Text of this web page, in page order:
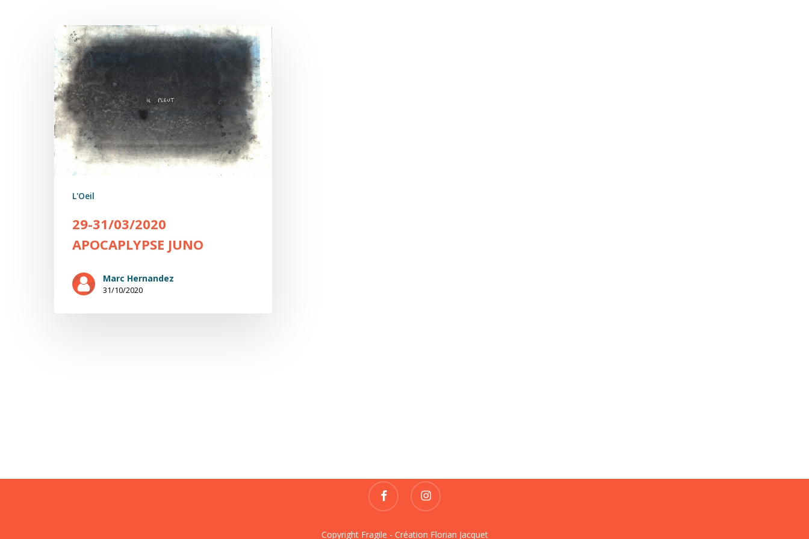
29-
31/03/2020
Apocaplypse
juNo
L'Oeil
29-31/03/2020
APOCAPLYPSE JUNO
Marc Hernandez
31/10/2020
facebook instagram
Copyright Fragile - Création Florian Jacquet